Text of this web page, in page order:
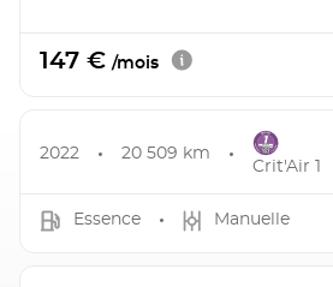
147 € /mois
2022 20 509 km
Crit'Air 1
Essence Manuelle